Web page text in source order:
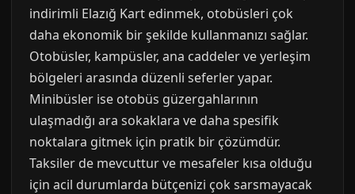
indirimli Elazığ Kart edinmek, otobüsleri çok
daha ekonomik bir şekilde kullanmanızı sağlar.
Otobüsler, kampüsler, ana caddeler ve yerleşim
bölgeleri arasında düzenli seferler yapar.
Minibüsler ise otobüs güzergahlarının
ulaşmadığı ara sokaklara ve daha spesifik
noktalara gitmek için pratik bir çözümdür.
Taksiler de mevcuttur ve mesafeler kısa olduğu
için acil durumlarda bütçenizi çok sarsmayacak